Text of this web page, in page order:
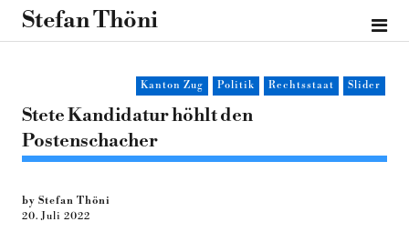
Stefan Thöni
Kanton Zug Politik Rechtsstaat Slider
Stete Kandidatur höhlt den
Postenschacher
by Stefan Thöni
20. Juli 2022